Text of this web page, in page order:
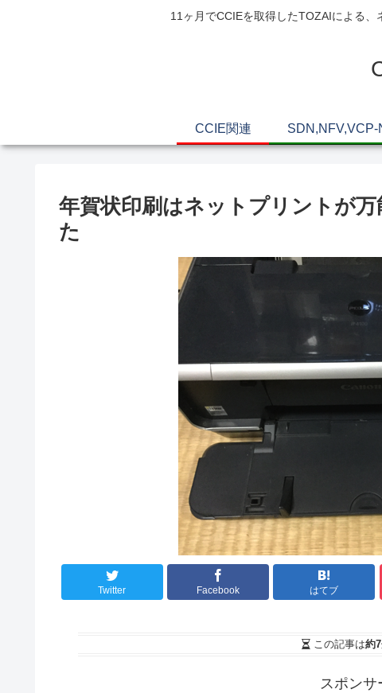
11ヶ月でCCIEを取得したTOZAIによる、
CCIE関連 SDN,NFV,VCP-
年賀状印刷はネットプリントが
た
Twitter Facebook はてブ
この記事は約
スポンサ